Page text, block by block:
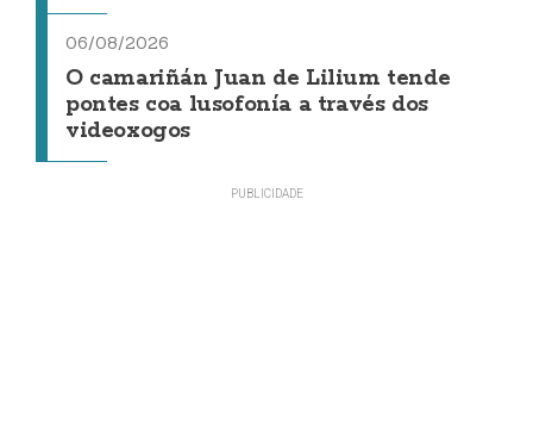
06/08/2026
O camariñán Juan de Lilium tende
pontes coa lusofonía a través dos
videoxogos